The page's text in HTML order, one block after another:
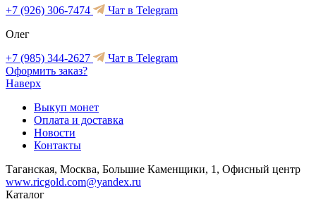
+7 (926) 306-7474
Чат в Telegram
Олег
+7 (985) 344-2627
Чат в Telegram
Оформить заказ?
Наверх
Выкуп монет
Оплата и доставка
Новости
Контакты
Таганская, Москва, Большие Каменщики, 1, Офисный центр
www.ricgold.com@yandex.ru
Каталог